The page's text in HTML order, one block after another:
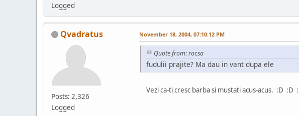
Logged
Qvadratus
Posts: 2,326
Logged
November 18, 2004, 07:10:12 PM
Quote from: rocsa
fudulii prajite? Ma dau in vant dupa ele
Vezi ca-ti cresc barba si mustati acus-acus. :D :D